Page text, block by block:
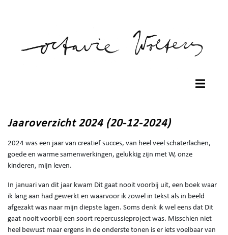
Jaaroverzicht 2024 (20-12-2024)
2024 was een jaar van creatief succes, van heel veel schaterlachen,
goede en warme samenwerkingen, gelukkig zijn met W, onze
kinderen, mijn leven.
In januari van dit jaar kwam Dit gaat nooit voorbij uit, een boek waar
ik lang aan had gewerkt en waarvoor ik zowel in tekst als in beeld
afgezakt was naar mijn diepste lagen. Soms denk ik wel eens dat Dit
gaat nooit voorbij een soort repercussieproject was. Misschien niet
heel bewust maar ergens in de onderste tonen is er iets voelbaar van